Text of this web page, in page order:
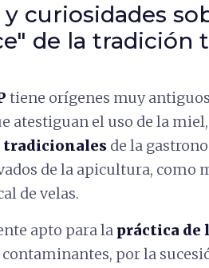
curiosidades
de la tradición
tiene orígenes muy
atestiguan el uso de la miel,
tradicionales de la
de la apicultura, como
de velas.
apto para la práctica de
por la